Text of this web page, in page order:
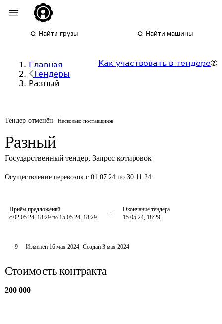
Найти грузы Найти машины
Главная
Тендеры
Разный
Как участвовать в тендере
Тендер отменён Несколько поставщиков
Разный
Государственный тендер, Запрос котировок
Осуществление перевозок с 01.07.24 по 30.11.24
Приём предложений
с 02.05.24, 18:29 по 15.05.24, 18:29
Окончание тендера
15.05.24, 18:29
9 Изменён 16 мая 2024. Создан 3 мая 2024
Стоимость контракта
200 000